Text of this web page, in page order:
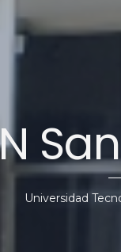
Universidad